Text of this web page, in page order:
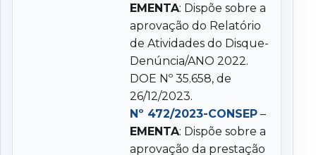
EMENTA: Dispõe sobre a
aprovação do Relatório
de Atividades do Disque-
Denúncia/ANO 2022.
DOE Nº 35.658, de
26/12/2023.
Nº 472/2023-CONSEP –
EMENTA: Dispõe sobre a
aprovação da prestação